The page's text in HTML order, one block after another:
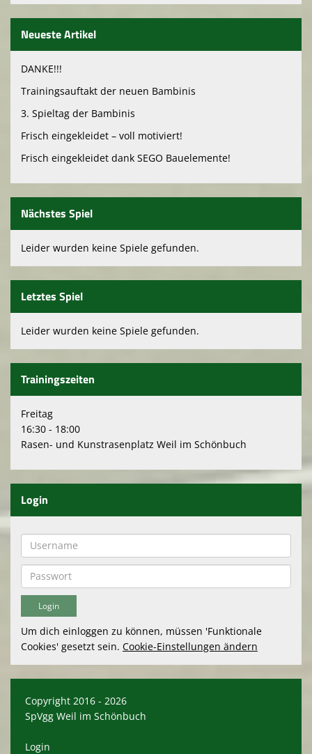
Neueste Artikel
DANKE!!!
Trainingsauftakt der neuen Bambinis
3. Spieltag der Bambinis
Frisch eingekleidet – voll motiviert!
Frisch eingekleidet dank SEGO Bauelemente!
Nächstes Spiel
Leider wurden keine Spiele gefunden.
Letztes Spiel
Leider wurden keine Spiele gefunden.
Trainingszeiten
Freitag
16:30 - 18:00
Rasen- und Kunstrasenplatz Weil im Schönbuch
Login
Um dich einloggen zu können, müssen 'Funktionale
Cookies' gesetzt sein. Cookie-Einstellungen ändern
Copyright 2016 - 2026
SpVgg Weil im Schönbuch
Login